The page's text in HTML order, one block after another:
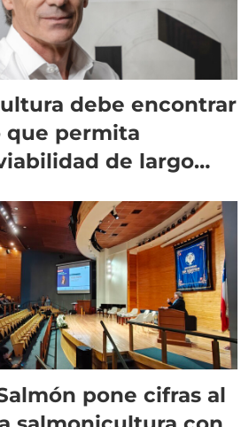
debe encontrar
permita
de largo
pone cifras al